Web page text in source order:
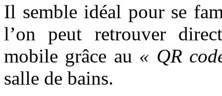
Il semble idéal pour se
l’on peut retrouver
mobile grâce au « QR
salle de bains.